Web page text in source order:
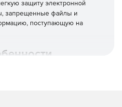
защиту электронной
запрещенные файлы и
поступающую на